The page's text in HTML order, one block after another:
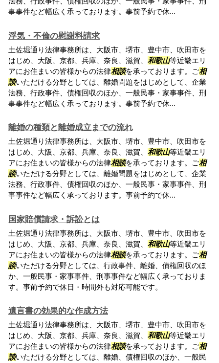
事事件など幅広く承っております。事前予約で休...
浮気・不倫の慰謝料請求
土佐堀通り法律事務所は、大阪市、堺市、豊中市、吹田市を
はじめ、大阪、京都、兵庫、奈良、滋賀、 和歌山等近畿エリ
アにお住まいの皆様からの法律相談を承っております。ご相
談いただける分野としては、離婚問題をはじめとして、企業
法務、行政事件、債権回収のほか、一般民事・家事事件、刑
事事件など幅広く承っております。事前予約で休...
離婚の種類と離婚成立までの流れ
土佐堀通り法律事務所は、大阪市、堺市、豊中市、吹田市を
はじめ、大阪、京都、兵庫、奈良、滋賀、 和歌山等近畿エリ
アにお住まいの皆様からの法律相談を承っております。ご相
談いただける分野としては、離婚問題をはじめとして、企業
法務、行政事件、債権回収のほか、一般民事・家事事件、刑
事事件など幅広く承っております。事前予約で休...
国家賠償請求・訴訟とは
土佐堀通り法律事務所は、大阪市、堺市、豊中市、吹田市を
はじめ、大阪、京都、兵庫、奈良、滋賀、 和歌山等近畿エリ
アにお住まいの皆様からの法律相談を承っております。ご相
談いただける分野としては、行政事件、離婚、債権回収のほ
か、一般民事・家事事件、刑事事件など幅広く承っておりま
す。事前予約で休日・時間外も対応可能です。
遺言書の効果的な作成方法
土佐堀通り法律事務所は、大阪市、堺市、豊中市、吹田市を
はじめ、大阪、京都、兵庫、奈良、滋賀、 和歌山等近畿エリ
アにお住まいの皆様からの法律相談を承っております。ご相
談いただける分野としては、離婚、債権回収のほか、一般民